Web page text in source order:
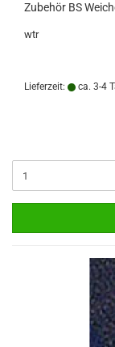
Zubehör BS
wtr
Lieferzeit: ca. 3-4